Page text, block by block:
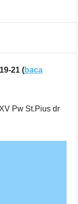
21 (baca
Pw St.Pius dr